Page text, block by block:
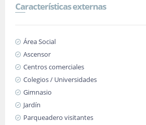
Características externas
Área Social
Ascensor
Centros comerciales
Colegios / Universidades
Gimnasio
Jardín
Parqueadero visitantes